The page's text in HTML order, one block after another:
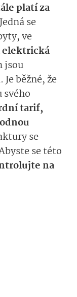
platí za
se
ve
elektrická
jsou
běžné, že
svého
tarif,
se
se této
na